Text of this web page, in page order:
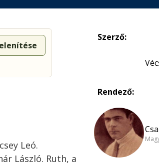
Leó.
László. Ruth, a
Szerző:
Rendező: